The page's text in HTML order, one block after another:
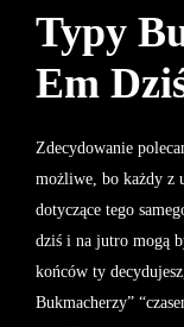
Typy
Em
Zdecydowanie
możliwe, bo każdy z
dotyczące tego
dziś i na jutro mogą
końców ty
Bukmacherzy”